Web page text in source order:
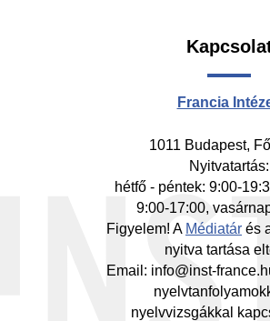
Francia
1011 Budapest,
Nyitvatartás:
hétfő - péntek: 9:00-
9:00-17:00,
Figyelem! A Médiatár és
nyitva tartása
Email: info@inst-
nyelvvizsgákkal